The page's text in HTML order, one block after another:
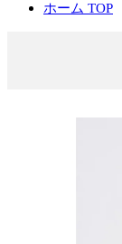
ホーム TOP